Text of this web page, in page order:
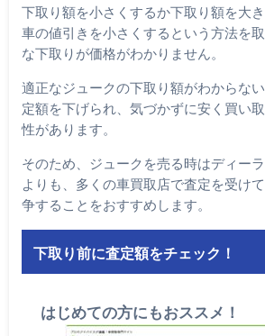
下取り額を小さくするか下取り額を大
車の値引きを小さくするという方法を
な下取りが価格がわかりません。
適正なジュークの下取り額がわからな
定額を下げられ、気づかずに安く買い
性があります。
そのため、ジュークを売る時はディー
よりも、多くの車買取店で査定を受け
争することをおすすめします。
下取り前に査定額をチェック！
はじめての方にもおススメ！